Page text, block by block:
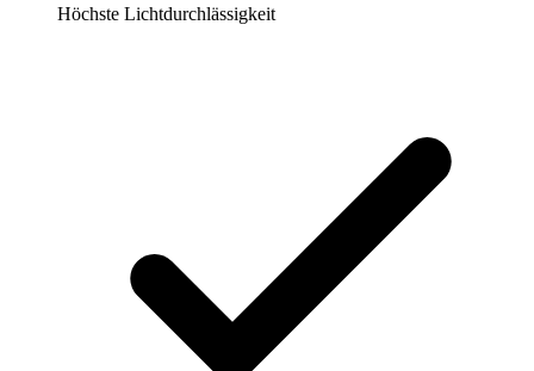
Höchste Lichtdurchlässigkeit